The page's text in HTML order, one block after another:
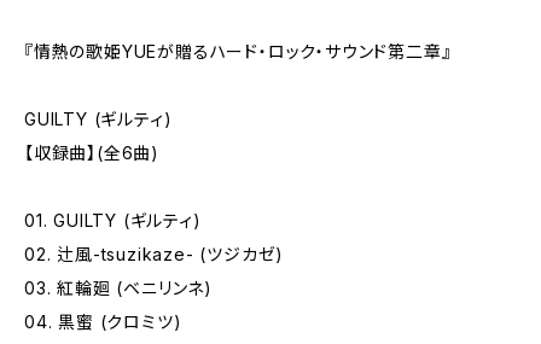
『情熱の歌姫YUEが贈るハード・ロック・サウンド第二章』
GUILTY (ギルティ)
【収録曲】(全6曲)
01. GUILTY (ギルティ)
02. 辻風-tsuzikaze- (ツジカゼ)
03. 紅輪廻 (ベニリンネ)
04. 黒蜜 (クロミツ)